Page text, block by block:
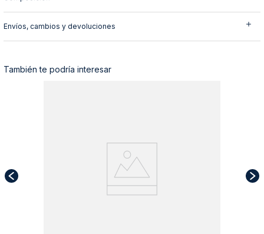
Envíos, cambios y devoluciones
También te podría interesar